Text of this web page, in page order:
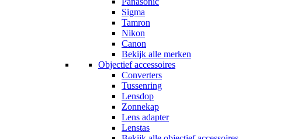
Sigma
Tamron
Nikon
Canon
Bekijk alle merken
Objectief accessoires
Converters
Tussenring
Lensdop
Zonnekap
Lens adapter
Lenstas